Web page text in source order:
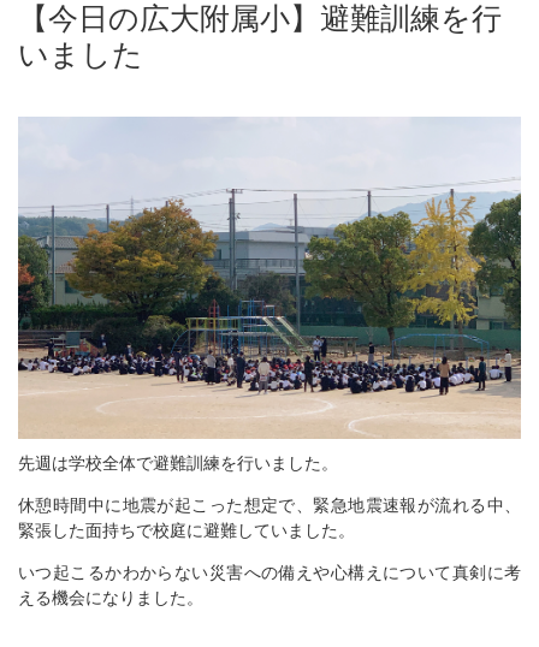
【今日の広大附属小】避難訓練を行
いました
先週は学校全体で避難訓練を行いました。
休憩時間中に地震が起こった想定で、緊急地震速報が流れる中、
緊張した面持ちで校庭に避難していました。
いつ起こるかわからない災害への備えや心構えについて真剣に考
える機会になりました。